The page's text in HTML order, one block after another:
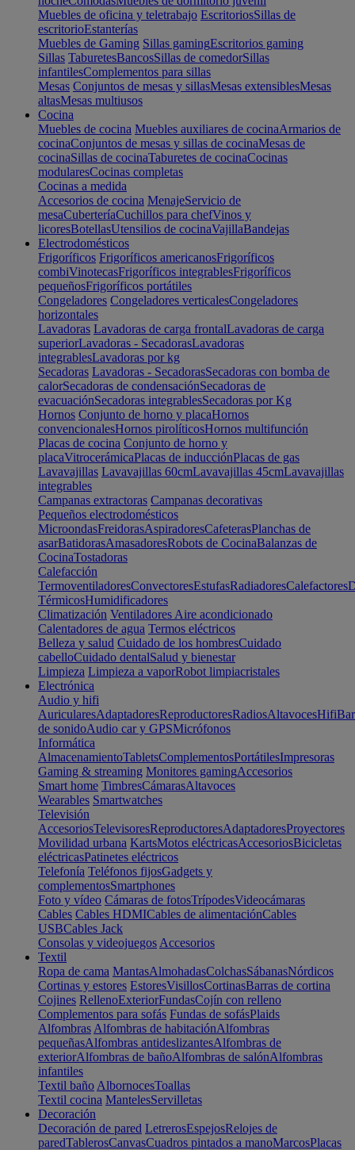
Muebles de oficina y teletrabajo EscritoriosSillas de
escritorioEstanterías
Muebles de Gaming Sillas gamingEscritorios gaming
Sillas TaburetesBancosSillas de comedorSillas
infantilesComplementos para sillas
Mesas Conjuntos de mesas y sillasMesas extensiblesMesas
altasMesas multiusos
Cocina
Muebles de cocina Muebles auxiliares de cocinaArmarios de
cocinaConjuntos de mesas y sillas de cocinaMesas de
cocinaSillas de cocinaTaburetes de cocinaCocinas
modularesCocinas completas
Cocinas a medida
Accesorios de cocina MenajeServicio de
mesaCuberteríaCuchillos para chefVinos y
licoresBotellasUtensilios de cocinaVajillaBandejas
Electrodomésticos
Frigoríficos Frigoríficos americanosFrigoríficos
combiVinotecasFrigoríficos integrablesFrigoríficos
pequeñosFrigoríficos portátiles
Congeladores Congeladores verticalesCongeladores
horizontales
Lavadoras Lavadoras de carga frontalLavadoras de carga
superiorLavadoras - SecadorasLavadoras
integrablesLavadoras por kg
Secadoras Lavadoras - SecadorasSecadoras con bomba de
calorSecadoras de condensaciónSecadoras de
evacuaciónSecadoras integrablesSecadoras por Kg
Hornos Conjunto de horno y placaHornos
convencionalesHornos pirolíticosHornos multifunción
Placas de cocina Conjunto de horno y
placaVitrocerámicaPlacas de inducciónPlacas de gas
Lavavajillas Lavavajillas 60cmLavavajillas 45cmLavavajillas
integrables
Campanas extractoras Campanas decorativas
Pequeños electrodomésticos
MicroondasFreidorasAspiradoresCafeterasPlanchas de
asarBatidorasAmasadoresRobots de CocinaBalanzas de
CocinaTostadoras
Calefacción
TermoventiladoresConvectoresEstufasRadiadoresCalefactores
TérmicosHumidificadores
Climatización Ventiladores Aire acondicionado
Calentadores de agua Termos eléctricos
Belleza y salud Cuidado de los hombresCuidado
cabelloCuidado dentalSalud y bienestar
Limpieza Limpieza a vaporRobot limpiacristales
Electrónica
Audio y hifi
AuricularesAdaptadoresReproductoresRadiosAltavocesHifi
de sonidoAudio car y GPSMicrófonos
Informática
AlmacenamientoTabletsComplementosPortátilesImpresoras
Gaming & streaming Monitores gamingAccesorios
Smart home TimbresCámarasAltavoces
Wearables Smartwatches
Televisión
AccesoriosTelevisoresReproductoresAdaptadoresProyectores
Movilidad urbana KartsMotos eléctricasAccesoriosBicicletas
eléctricasPatinetes eléctricos
Telefonía Teléfonos fijosGadgets y
complementosSmartphones
Foto y vídeo Cámaras de fotosTrípodesVideocámaras
Cables Cables HDMICables de alimentaciónCables
USBCables Jack
Consolas y videojuegos Accesorios
Textil
Ropa de cama MantasAlmohadasColchasSábanasNórdicos
Cortinas y estores EstoresVisillosCortinasBarras de cortina
Cojines RellenoExteriorFundasCojín con relleno
Complementos para sofás Fundas de sofásPlaids
Alfombras Alfombras de habitaciónAlfombras
pequeñasAlfombras antideslizantesAlfombras de
exteriorAlfombras de bañoAlfombras de salónAlfombras
infantiles
Textil baño AlbornocesToallas
Textil cocina MantelesServilletas
Decoración
Decoración de pared LetrerosEspejosRelojes de
paredTablerosCanvasCuadros pintados a manoMarcosPlacas